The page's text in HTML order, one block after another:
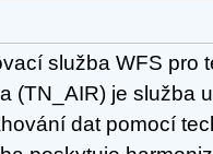
služba WFS pro
(TN_AIR) je služba
dat pomocí